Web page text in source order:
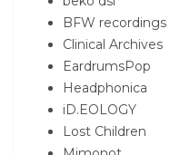
BFW recordings
Clinical Archives
EardrumsPop
Headphonica
iD.EOLOGY
Lost Children